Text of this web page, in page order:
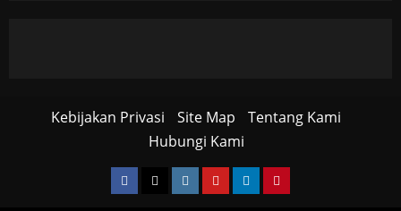
Kebijakan Privasi Site Map
Tentang Kami
Hubungi Kami
Facebook
TwitterInstagram
YouTubeLinkedInPinterest